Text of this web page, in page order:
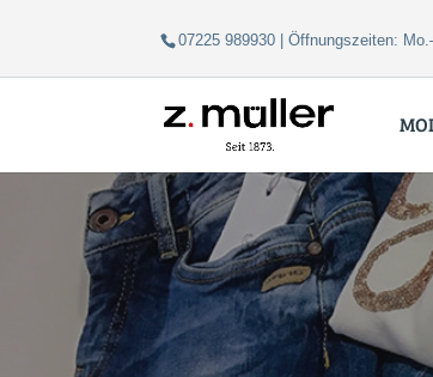
springen
springen
07225 989930 | Öffnungszeiten: